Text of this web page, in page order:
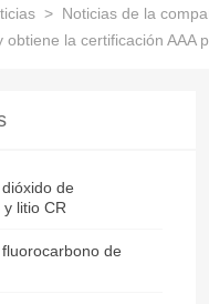
> Noticias de la
obtiene la certificación AAA
de
litio CR
de